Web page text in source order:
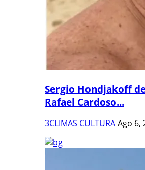
Sergio Hondjakoff
Rafael Cardoso...
3CLIMAS CULTURAAgo 6,